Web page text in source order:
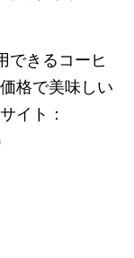
できるコーヒ
格で美味しい
イト：